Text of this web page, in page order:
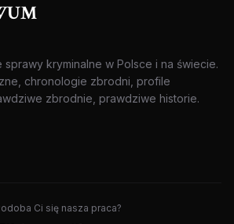
kryminalne w Polsce i na świecie.
chronologie zbrodni, profile
zbrodnie, prawdziwe historie.
Ci się nasza praca?